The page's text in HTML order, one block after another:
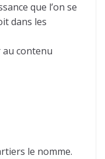
que l’on se
dans les
au contenu
le nomme.